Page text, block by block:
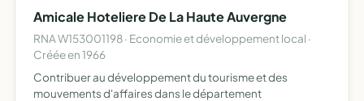
t…
Amicale Hoteliere De La Haute Auvergne
RNA W153001198 · Economie et développement local ·
Créée en 1966
Contribuer au développement du tourisme et des
mouvements d'affaires dans le département